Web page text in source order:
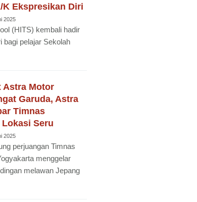
K Ekspresikan Diri
2025
(HITS) kembali hadir
bagi pelajar Sekolah
Astra Motor
Garuda, Astra
Timnas
Seru
2025
perjuangan Timnas
menggelar
melawan Jepang